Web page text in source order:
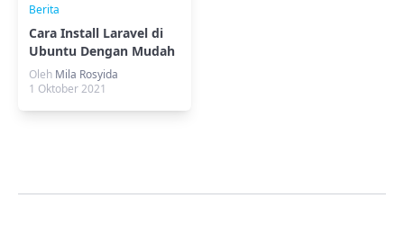
Berita
Cara Install Laravel di
Ubuntu Dengan Mudah
Melalui Composer
Oleh Mila Rosyida
1 Oktober 2021